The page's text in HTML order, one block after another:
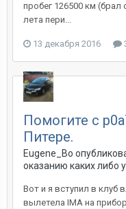
пробег 126500 км (брал
лета пери...
13 декабря 2016
Помогите с
Питере.
Eugene_Bo
оказанию каких либо
Вот и я вступил в клуб
вылетела IMA на